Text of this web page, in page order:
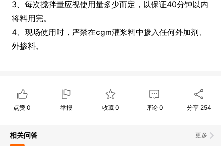
3、每次搅拌量应视使用量多少而定，以保证40分钟以内
将料用完。
4、现场使用时，严禁在cgm灌浆料中掺入任何外加剂、
外掺料。
点赞0 举报 收藏 0 评论0 分享 254
更多
相关问答